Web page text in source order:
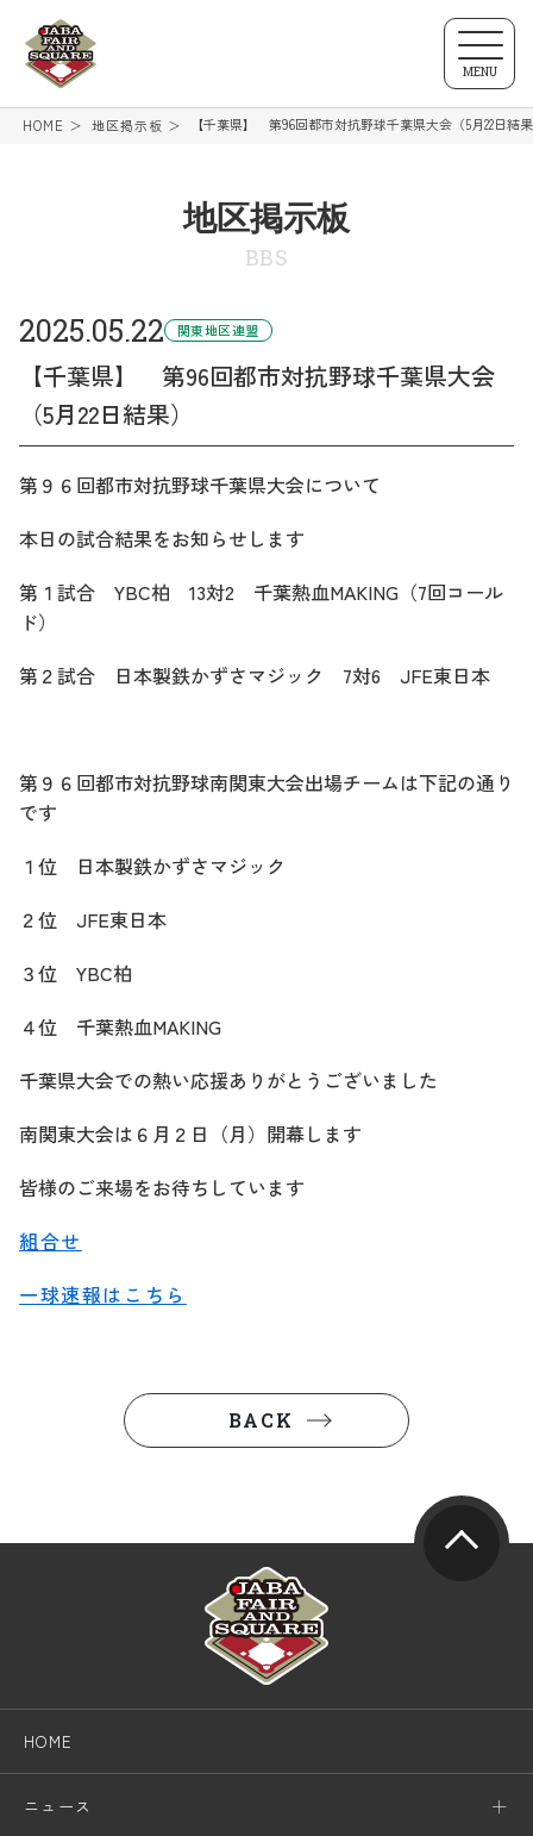
MENU
HOME 地区掲示板 【千葉県】 第96回都市対抗野球千葉県大会（5月22日結
地区掲示板
BBS
2025.05.22 関東地区連盟
【千葉県】 第96回都市対抗野球千葉県大会
（5月22日結果）
第９６回都市対抗野球千葉県大会について
本日の試合結果をお知らせします
第１試合 YBC柏 13対2 千葉熱血MAKING（7回コール
ド）
第２試合 日本製鉄かずさマジック 7対6 JFE東日本
第９６回都市対抗野球南関東大会出場チームは下記の通り
です
１位 日本製鉄かずさマジック
２位 JFE東日本
３位 YBC柏
４位 千葉熱血MAKING
千葉県大会での熱い応援ありがとうございました
南関東大会は６月２日（月）開幕します
皆様のご来場をお待ちしています
組合せ
一球速報はこちら
BACK
HOME
ニュース